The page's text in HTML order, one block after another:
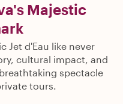
Majestic
Jet d'Eau like never
cultural impact, and
spectacle
tours.